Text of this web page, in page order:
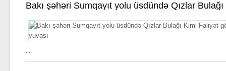
Bakı şəhəri Sumqayıt yolu üsdündə Qızlar
görsədən Əxlaqsız yuvası
....